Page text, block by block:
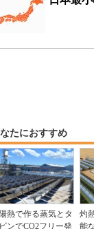
たにおすすめ
熱で作る蒸気とタ
ンでCO2フリー発
灼
能